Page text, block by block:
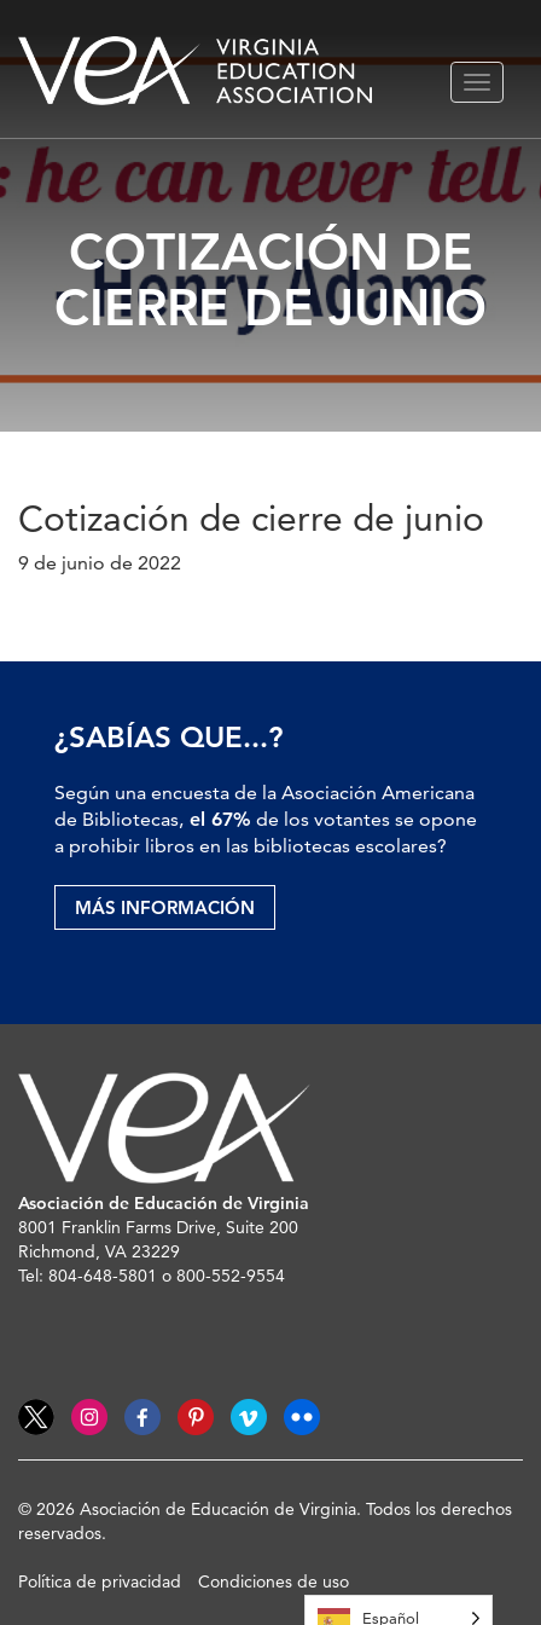
Ir
COTIZACIÓN DE
CIERRE DE JUNIO
Cotización de cierre de junio
9 de junio de 2022
¿SABÍAS QUE...?
Según una encuesta de la Asociación Americana
de Bibliotecas, el 67% de los votantes se opone
a prohibir libros en las bibliotecas escolares?
MÁS INFORMACIÓN
Asociación de Educación de Virginia
8001 Franklin Farms Drive, Suite 200
Richmond, VA 23229
Tel: 804-648-5801 o 800-552-9554
© 2026 Asociación de Educación de Virginia. Todos los derechos
reservados.
Política de privacidad Condiciones de uso
Español